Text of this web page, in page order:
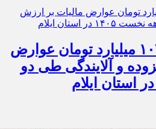
اینفوگرافی توزیع ۱۰۷ میلیارد تومان عوارض
و آلایندگی طی دو